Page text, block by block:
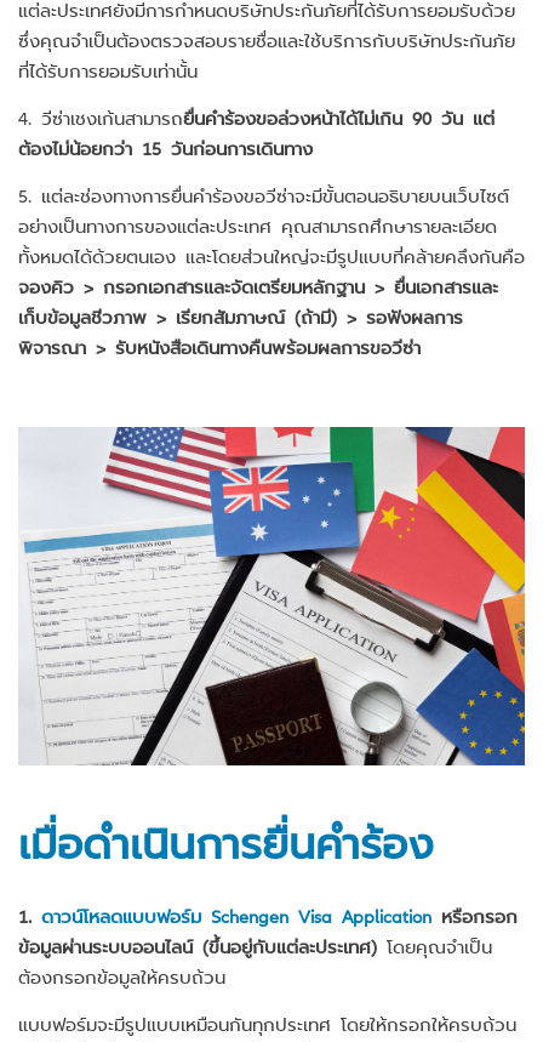
แต่ละประเทศยังมีการกำหนดบริษัทประกันภัยที่ได้รับการยอมรับด้วย
ซึ่งคุณจำเป็นต้องตรวจสอบรายชื่อและใช้บริการกับบริษัทประกันภัย
ที่ได้รับการยอมรับเท่านั้น
4. วีซ่าเชงเก้นสามารถยื่นคำร้องขอล่วงหน้าได้ไม่เกิน 90 วัน แต่
ต้องไม่น้อยกว่า 15 วันก่อนการเดินทาง
5. แต่ละช่องทางการยื่นคำร้องขอวีซ่าจะมีขั้นตอนอธิบายบนเว็บไซต์
อย่างเป็นทางการของแต่ละประเทศ คุณสามารถศึกษารายละเอียด
ทั้งหมดได้ด้วยตนเอง และโดยส่วนใหญ่จะมีรูปแบบที่คล้ายคลึงกันคือ
จองคิว > กรอกเอกสารและจัดเตรียมหลักฐาน > ยื่นเอกสารและ
เก็บข้อมูลชีวภาพ > เรียกสัมภาษณ์ (ถ้ามี) > รอฟังผลการ
พิจารณา > รับหนังสือเดินทางคืนพร้อมผลการขอวีซ่า
เมื่อดำเนินการยื่นคำร้อง
1. ดาวน์โหลดแบบฟอร์ม Schengen Visa Application หรือกรอก
ข้อมูลผ่านระบบออนไลน์ (ขึ้นอยู่กับแต่ละประเทศ) โดยคุณจำเป็น
ต้องกรอกข้อมูลให้ครบถ้วน
แบบฟอร์มจะมีรูปแบบเหมือนกันทุกประเทศ โดยให้กรอกให้ครบถ้วน